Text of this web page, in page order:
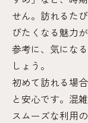
アクセ
は
口コミ
ラン
地元
報
バリア
せん。訪れるた
びたくなる魅力
参考に、気にな
しょう。
初めて訪れる場
と安心です。混
スムーズな利用